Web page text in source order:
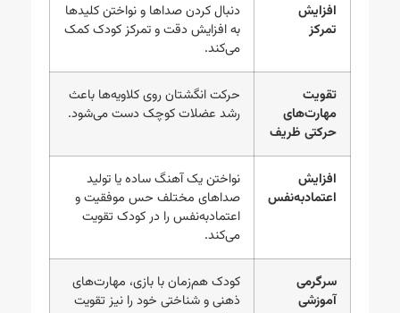
دنبال کردن صداها و نواختن کلیدها
به افزایش دقت و تمرکز کودک کمک
مهارت‌های
حرکتی ظریف
حرکت انگشتان روی کلاویه‌ها باعث
رشد عضلات کوچک دست می‌شود.
اعتمادبه‌نفس
نواختن یک آهنگ ساده یا تولید
صداهای مختلف حس موفقیت و
اعتمادبه‌نفس را در کودک تقویت
کودک هم‌زمان با بازی، مهارت‌های
ذهنی و شناختی خود را نیز تقویت